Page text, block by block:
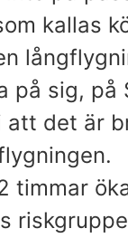
kallas
på sig, på
att det är
timmar